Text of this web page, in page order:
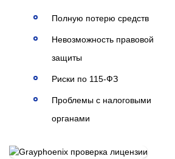
Полную потерю средств
Невозможность правовой
защиты
Риски по 115-ФЗ
Проблемы с налоговыми
органами